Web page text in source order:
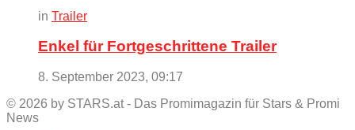
in Trailer
Enkel für Fortgeschrittene Trailer
8. September 2023, 09:17
© 2026 by STARS.at - Das Promimagazin für Stars & Promi
News